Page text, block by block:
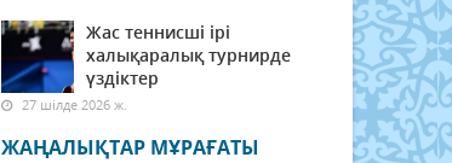
Жас теннисші ірі
халықаралық турнирде
үздіктер
27 шілде 2026 ж.
ЖАҢАЛЫҚТАР МҰРАҒАТЫ